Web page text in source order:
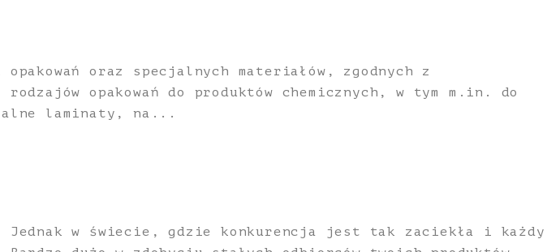
oraz specjalnych materiałów, zgodnych z
opakowań do produktów chemicznych, w tym m.in. do
laminaty, na...
Jednak w świecie, gdzie konkurencja jest tak zaciekła i każdy